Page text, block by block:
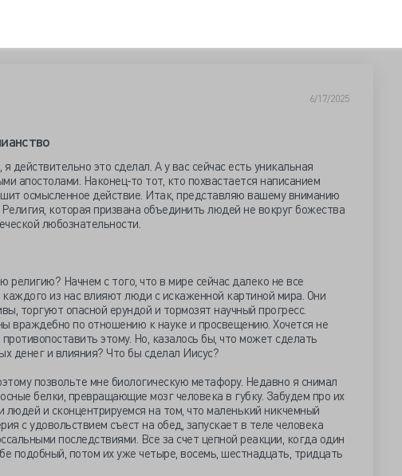
6/17/2025
действительно это сделал. А у вас сейчас есть уникальная
апостолами. Наконец-то тот, кто похвастается написанием
осмысленное действие. Итак, представляю вашему вниманию
которая призвана объединить людей не вокруг божества
любознательности.
религию? Начнем с того, что в мире сейчас далеко не все
каждого из нас влияют люди с искаженной картиной мира. Они
торгуют опасной ерундой и тормозят научный прогресс.
враждебно по отношению к науке и просвещению. Хочется не
этому. Но, казалось бы, что может сделать
денег и влияния? Что бы сделал Иисус?
позвольте мне биологическую метафору. Недавно я снимал
белки, превращающие мозг человека в губку. Забудем про их
и сконцентрируемся на том, что маленький никчемный
с удовольствием съест на обед, запускает в теле человека
последствиями. Все за счет цепной реакции, когда один
подобный, потом их уже четыре, восемь, шестнадцать, тридцать